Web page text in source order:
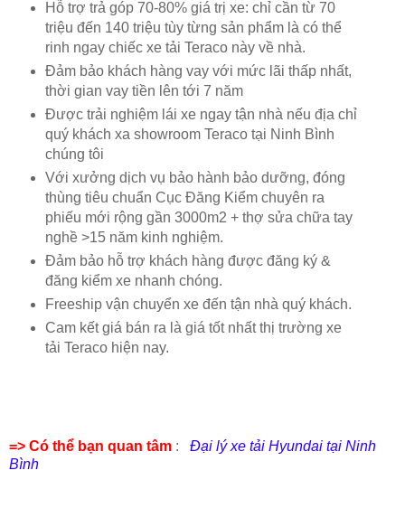
Hỗ trợ trả góp 70-80% giá trị xe: chỉ cần từ 70
triệu đến 140 triệu tùy từng sản phẩm là có thể
rinh ngay chiếc xe tải Teraco này về nhà.
Đảm bảo khách hàng vay với mức lãi thấp nhất,
thời gian vay tiền lên tới 7 năm
Được trải nghiệm lái xe ngay tận nhà nếu địa chỉ
quý khách xa showroom Teraco tại Ninh Bình
chúng tôi
Với xưởng dịch vụ bảo hành bảo dưỡng, đóng
thùng tiêu chuẩn Cục Đăng Kiểm chuyên ra
phiếu mới rộng gần 3000m2 + thợ sửa chữa tay
nghề >15 năm kinh nghiệm.
Đảm bảo hỗ trợ khách hàng được đăng ký &
đăng kiểm xe nhanh chóng.
Freeship vận chuyển xe đến tận nhà quý khách.
Cam kết giá bán ra là giá tốt nhất thị trường xe
tải Teraco hiện nay.
=> Có thể bạn quan tâm : Đại lý xe tải Hyundai tại Ninh
Bình